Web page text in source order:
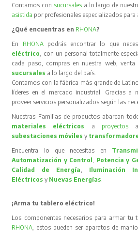
Contamos con sucursales a lo largo de
asistida por profesionales especializados para
¿Qué encuentras en RHONA?
En RHONA podrás encontrar lo que
eléctrico, con un personal totalmente
cada paso, compras en nuestra web, venta
sucursales a lo largo del país.
Contamos con la fábrica más grande de
líderes en el mercado industrial. Gracias a
proveer servicios personalizados según las
Nuestras Familias de productos abarcan
materiales eléctricos
a proyectos
subestaciones móvilesy
Encuentra lo que necesitas en
Automatización y Control, Potencia y
Calidad de Energía, Iluminación
Eléctricos y Nuevas Energías.
¡Arma tu tablero eléctrico!
Los componentes necesarios para armar tu
RHONA, estos pueden ser aparatos de